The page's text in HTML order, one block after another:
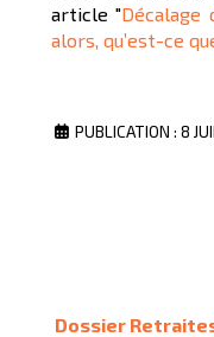
article "
alors, qu’est-ce
PUBLICATION : 8
Dossier